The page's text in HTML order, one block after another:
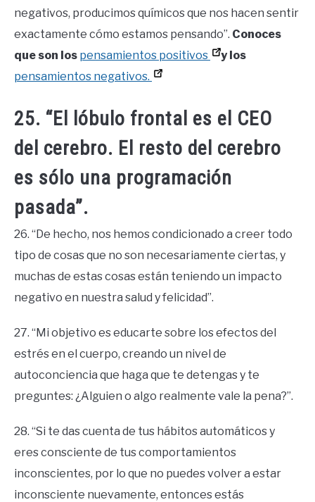
negativos, producimos químicos que nos hacen sentir
exactamente cómo estamos pensando”. Conoces
que son los pensamientos positivos
y los
pensamientos negativos.
25. “El lóbulo frontal es el CEO
del cerebro. El resto del cerebro
es sólo una programación
pasada”.
26. “De hecho, nos hemos condicionado a creer todo
tipo de cosas que no son necesariamente ciertas, y
muchas de estas cosas están teniendo un impacto
negativo en nuestra salud y felicidad”.
27. “Mi objetivo es educarte sobre los efectos del
estrés en el cuerpo, creando un nivel de
autoconciencia que haga que te detengas y te
preguntes: ¿Alguien o algo realmente vale la pena?”.
28. “Si te das cuenta de tus hábitos automáticos y
eres consciente de tus comportamientos
inconscientes, por lo que no puedes volver a estar
inconsciente nuevamente, entonces estás